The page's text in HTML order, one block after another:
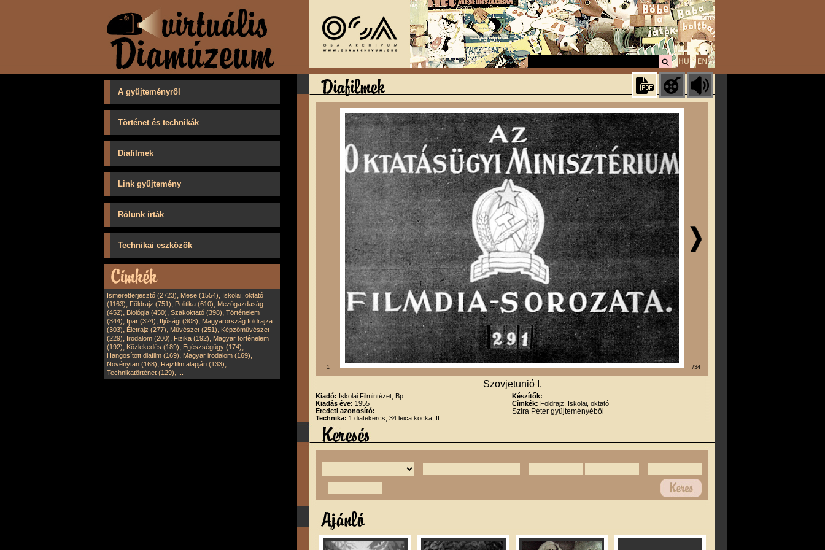
A gyűjteményről
Történet és technikák
Diafilmek
Link gyűjtemény
Rólunk írták
Technikai eszközök
Ismeretterjesztő (2723), Mese (1554), Iskolai, oktató
(1163), Földrajz (751), Politika (610), Mezőgazdaság
(452), Biológia (450), Szakoktató (398), Történelem
(344), Ipar (324), Ifjúsági (308), Magyarország földrajza
(303), Életrajz (277), Művészet (251), Képzőművészet
(229), Irodalom (200), Fizika (192), Magyar történelem
(192), Közlekedés (189), Egészségügy (174),
Hangosított diafilm (169), Magyar irodalom (169),
Növénytan (168), Rajzfilm alapján (133),
Technikatörténet (129),
1 /34
Szovjetunió I.
Kiadó: Iskolai Filmintézet, Bp.
Kiadás éve: 1955
Eredeti azonosító:
Technika: 1 diatekercs, 34 leica kocka, ff.
Készítők:
Címkék: Földrajz, Iskolai, oktató
Szira Péter gyűjteményéből